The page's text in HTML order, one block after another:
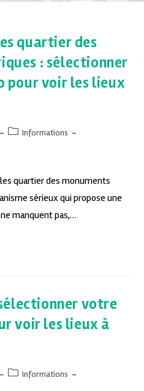
quartier des
: sélectionner
pour voir les lieux
Informations
quartier des monuments
sérieux qui propose une
manquent pas,…
votre
voir les lieux à
Informations